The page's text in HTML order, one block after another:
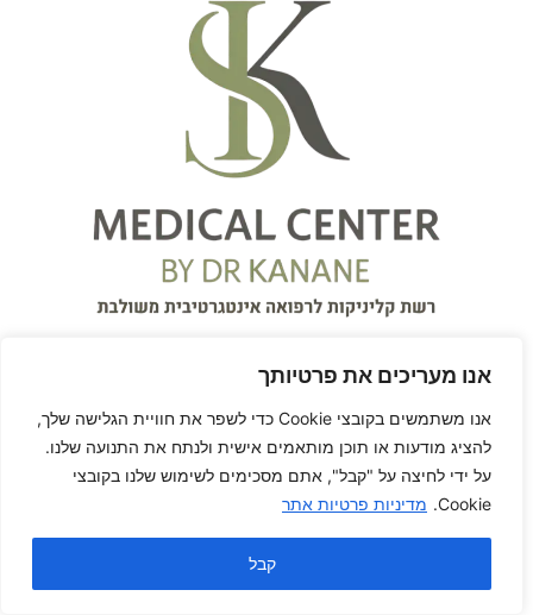
אנו מעריכים את פרטיותך
אנו משתמשים בקובצי Cookie כדי לשפר את חוויית הגלישה שלך,
להציג מודעות או תוכן מותאמים אישית ולנתח את התנועה שלנו.
על ידי לחיצה על "קבל", אתם מסכימים לשימוש שלנו בקובצי
Cookie. מדיניות פרטיות אתר
קבל
על המרפאה
המרכז הרפואי S.K Medical
Center